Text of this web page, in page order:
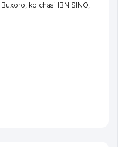
Buxoro, ko'chasi IBN SINO,